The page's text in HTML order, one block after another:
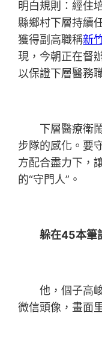
明白規則：經住
縣鄉村下層持續
獲得副高職稱新
現，今朝正在督
以保證下層醫務
下層醫療衛鬧
步隊的感化。要
方配合盡力下，
的“守門人”。
躲在45本筆記
他，個子高峻
微信頭像，畫面